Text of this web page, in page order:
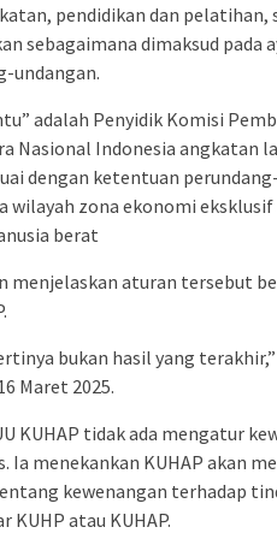
pendidikan dan
sebagaimana dimaksud pada
undangan.
adalah Penyidik Komisi
Nasional Indonesia angkatan
dengan ketentuan
wilayah zona ekonomi eksklusif
berat
menjelaskan aturan tersebut
bukan hasil yang
Maret 2025.
KUHAP tidak ada mengatur
menekankan KUHAP akan
kewenangan terhadap
KUHP atau KUHAP.